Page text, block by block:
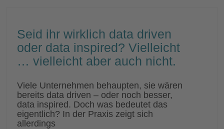
Seid ihr wirklich data driven
oder data inspired? Vielleicht
… vielleicht aber auch nicht.
Viele Unternehmen behaupten, sie wären
bereits data driven – oder noch besser,
data inspired. Doch was bedeutet das
eigentlich? In der Praxis zeigt sich
allerdings